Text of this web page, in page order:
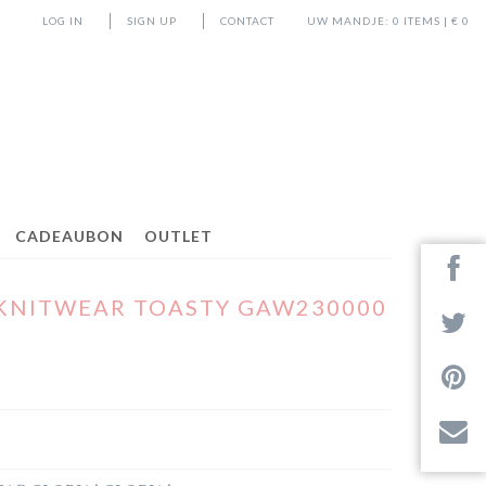
UW MANDJE: 0 ITEMS | € 0
LOG IN SIGN UP CONTACT
CADEAUBON OUTLET
TOASTY GAW230000